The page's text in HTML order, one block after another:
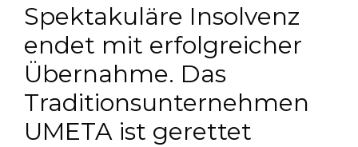
Spektakuläre Insolvenz
endet mit erfolgreicher
Übernahme. Das
Traditionsunternehmen
UMETA ist gerettet